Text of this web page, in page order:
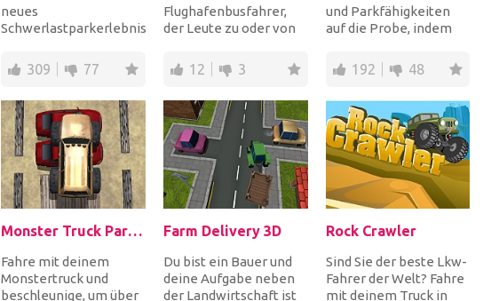
neues
Schwerlastparkerlebnis?
ist, wählen Sie Ihre
Lieb...
309 77
Flughafenbusfahrer,
der Leute zu oder von
Denken Sie daran,
dass...
12 3
und Parkfähigkeiten
auf die Probe, indem
Dump Truck fa...
192 48
Monster Truck Parking
Fahre mit deinem
Monstertruck und
beschleunige, um über
Farm Delivery 3D
Du bist ein Bauer und
deine Aufgabe neben
der Landwirtschaft ist
Rock Crawler
Sind Sie der beste Lkw-
Fahrer der Welt? Fahre
mit deinem Truck in